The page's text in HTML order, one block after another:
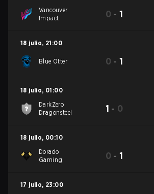
Vancouver
Impact
0 -1
18 julio, 21:00
Blue Otter 0 -1
18 julio, 01:00
DarkZero
Dragonsteel
1 - 0
18 julio, 00:10
Dorado
Gaming
0 -1
17 julio, 23:00